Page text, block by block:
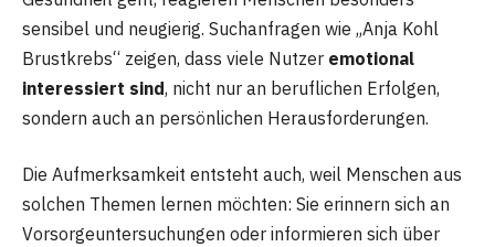
sensibel und neugierig. Suchanfragen wie „Anja Kohl
Brustkrebs“ zeigen, dass viele Nutzer emotional
interessiert sind, nicht nur an beruflichen Erfolgen,
sondern auch an persönlichen Herausforderungen.
Die Aufmerksamkeit entsteht auch, weil Menschen aus
solchen Themen lernen möchten: Sie erinnern sich an
Vorsorgeuntersuchungen oder informieren sich über